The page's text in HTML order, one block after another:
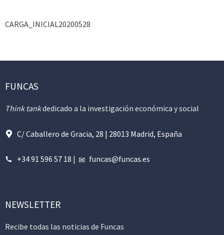
CARGA_INICIAL20200528
FUNCAS
Think tankdedicado a la investigación económica y social
C/ Caballero de Gracia, 28 | 28013 Madrid, España
+34 91 596 57 18 | funcas@funcas.es
NEWSLETTER
Recibe todas las noticias de Funcas